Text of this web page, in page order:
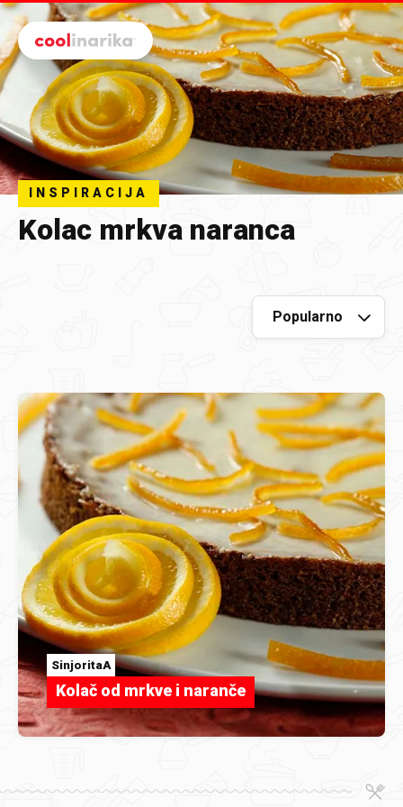
Preskoči na glavni sadržaj
INSPIRACIJA
Kolac mrkva naranca
SinjoritaA
Kolač od mrkve i naranče